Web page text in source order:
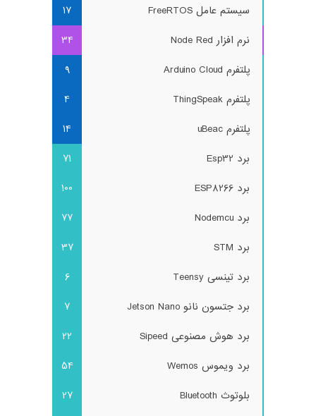
سیستم عامل FreeRTOS
17
نرم افزار Node Red
34
پلتفرم Arduino Cloud
9
پلتفرم ThingSpeak
4
پلتفرم uBeac
14
برد Esp32
71
برد ESP8266
100
برد Nodemcu
77
برد STM
37
برد تینسی Teensy
6
برد جتسون نانو Jetson Nano
7
برد هوش مصنوعی Sipeed
22
برد ویموس Wemos
54
بلوتوث Bluetooth
27